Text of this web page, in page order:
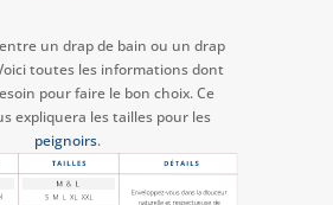
un drap de bain ou un drap
toutes les informations dont
pour faire le bon choix. Ce
expliquera les tailles pour les
peignoirs.